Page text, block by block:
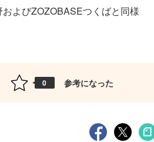
よびZOZOBASEつくばと同様
0 参考になった